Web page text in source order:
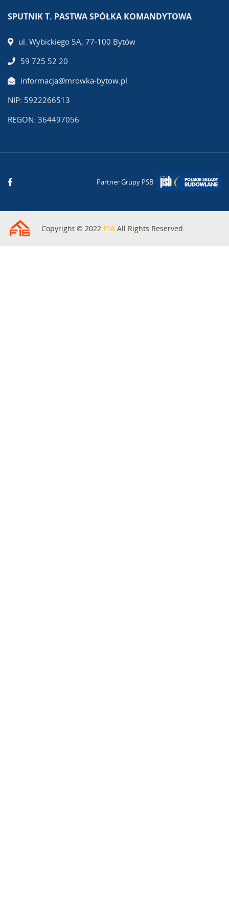
SPUTNIK T. PASTWA SPÓŁKA KOMANDYTOWA
ul. Wybickiego 5A, 77-100 Bytów
59 725 52 20
informacja@mrowka-bytow.pl
NIP: 5922266513
REGON: 364497056
Partner Grupy PSB
Copyright © 2022 F16 All Rights Reserved.